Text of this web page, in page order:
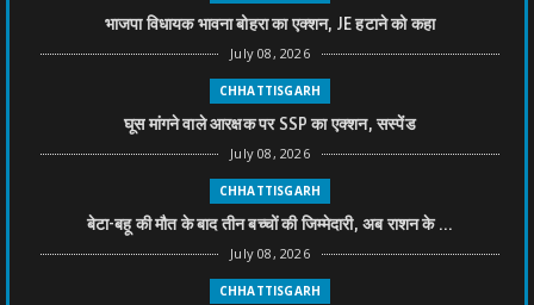
भाजपा विधायक भावना बोहरा का एक्शन, JE हटाने को कहा
July 08, 2026
CHHATTISGARH
घूस मांगने वाले आरक्षक पर SSP का एक्शन, सस्पेंड
July 08, 2026
CHHATTISGARH
बेटा-बहू की मौत के बाद तीन बच्चों की जिम्मेदारी, अब राशन के ...
July 08, 2026
CHHATTISGARH